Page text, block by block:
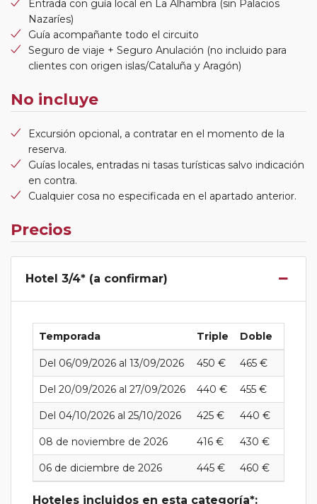
Entrada con guía local en La Alhambra (sin Palacios
Nazaríes)
Guía acompañante todo el circuito
Seguro de viaje + Seguro Anulación (no incluido para
clientes con origen islas/Cataluña y Aragón)
No incluye
Excursión opcional, a contratar en el momento de la
reserva.
Guías locales, entradas ni tasas turísticas salvo indicación
en contra.
Cualquier cosa no especificada en el apartado anterior.
Precios
Hotel 3/4* (a confirmar)
Temporada Triple Doble
Del 06/09/2026 al 13/09/2026 450 € 465 €
Del 20/09/2026 al 27/09/2026 440 € 455 €
Del 04/10/2026 al 25/10/2026 425 € 440 €
08 de noviembre de 2026 416 € 430 €
06 de diciembre de 2026 445 € 460 €
Hoteles incluidos en esta categoría*: